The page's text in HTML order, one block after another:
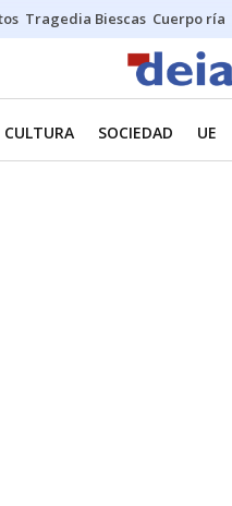
Tragedia Biescas Cuerpo ría
CULTURA SOCIEDAD UE